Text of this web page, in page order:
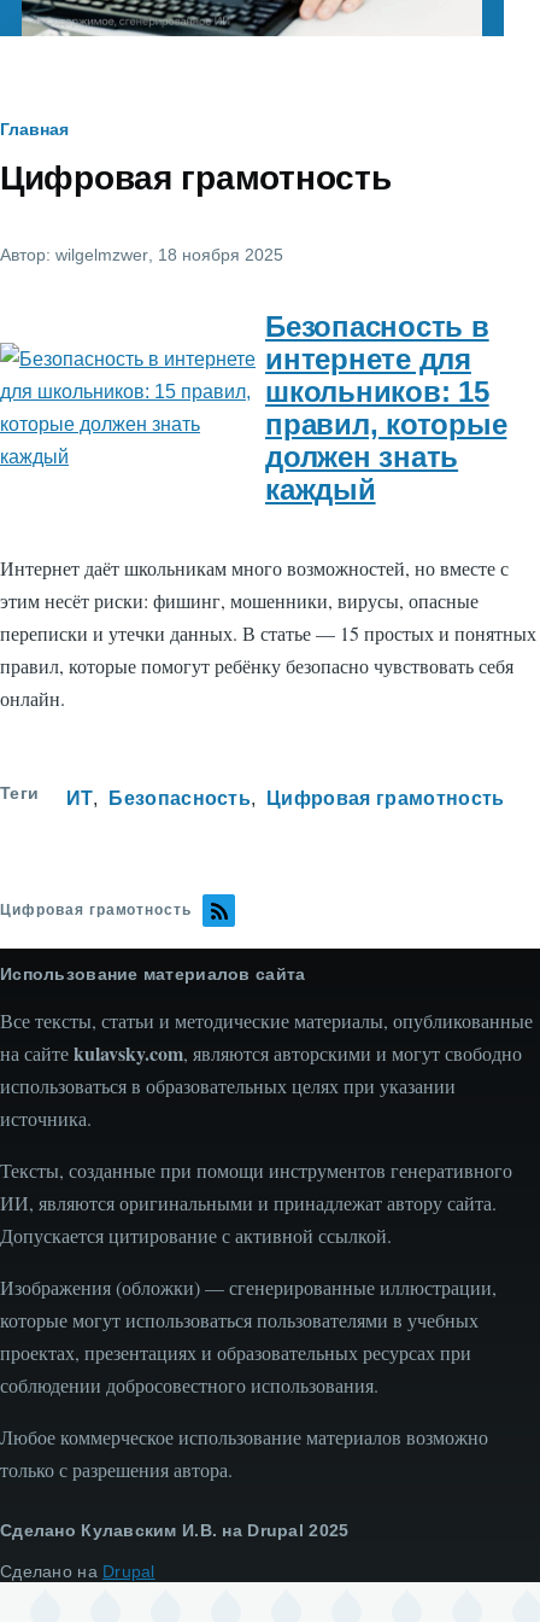
Строка
навигации
Главная
Цифровая грамотность
Автор: wilgelmzwer , 18 ноября 2025
Безопасность в
интернете для
школьников: 15
правил, которые
должен знать
каждый
Интернет даёт школьникам много возможностей, но вместе с
этим несёт риски: фишинг, мошенники, вирусы, опасные
переписки и утечки данных. В статье — 15 простых и понятных
правил, которые помогут ребёнку безопасно чувствовать себя
онлайн.
Теги ИТ Безопасность Цифровая грамотность
Цифровая грамотность
Использование материалов сайта
Все тексты, статьи и методические материалы, опубликованные
на сайтеkulavsky.com, являются авторскими и могут свободно
использоваться в образовательных целях при указании
источника.
Тексты, созданные при помощи инструментов генеративного
ИИ, являются оригинальными и принадлежат автору сайта.
Допускается цитирование с активной ссылкой.
Изображения (обложки) — сгенерированные иллюстрации,
которые могут использоваться пользователями в учебных
проектах, презентациях и образовательных ресурсах при
соблюдении добросовестного использования.
Любое коммерческое использование материалов возможно
только с разрешения автора.
Сделано Кулавским И.В. на Drupal 2025
Сделано на Drupal